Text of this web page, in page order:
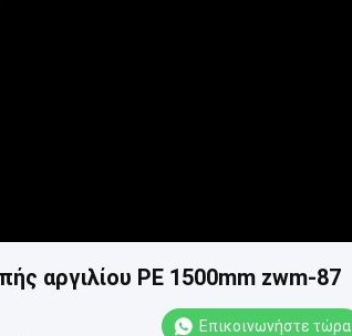
αργιλίου PE 1500mm zwm-87
Επικοινωνήστε τώρα